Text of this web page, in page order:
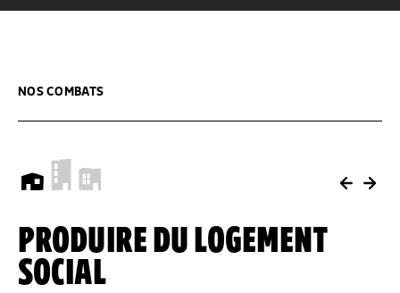
NOS COMBATS
PRODUIRE DU LOGEMENT
SOCIAL
"ALLÔ PRÉVENTION
EXPULSION"
ACCUEILLIR,
ACCOMPAGNER, LOGER